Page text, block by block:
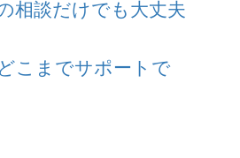
相談だけでも大丈夫
こまでサポートで